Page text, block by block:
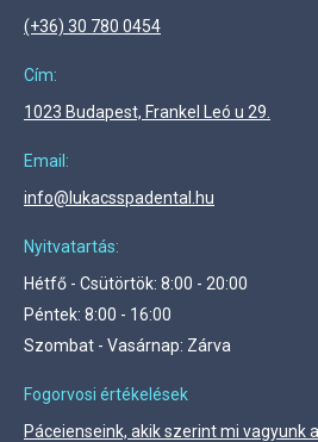
(+36) 30 780 0454
Cím:
1023 Budapest, Frankel Leó u 29.
Email:
info@lukacsspadental.hu
Nyitvatartás:
Hétfő - Csütörtök: 8:00 - 20:00
Péntek: 8:00 - 16:00
Szombat - Vasárnap: Zárva
Fogorvosi értékelések
Páceienseink, akik szerint mi vagyunk